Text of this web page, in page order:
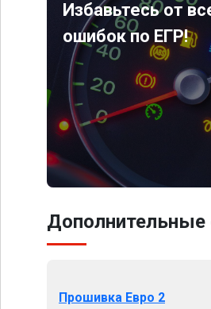
Избавьтесь от
ошибок по ЕГР!
Дополнительные
Прошивка Евро 2